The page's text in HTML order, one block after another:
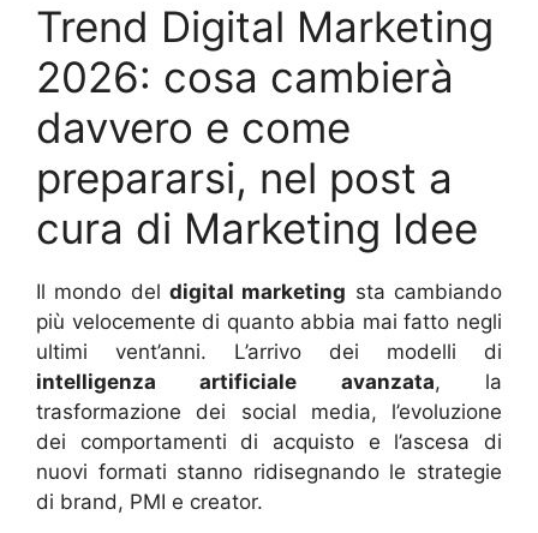
Trend Digital Marketing
2026: cosa cambierà
davvero e come
prepararsi, nel post a
cura di Marketing Idee
Il mondo del digital marketing sta cambiando
più velocemente di quanto abbia mai fatto negli
ultimi vent’anni. L’arrivo dei modelli di
intelligenza artificiale avanzata, la
trasformazione dei social media, l’evoluzione
dei comportamenti di acquisto e l’ascesa di
nuovi formati stanno ridisegnando le strategie
di brand, PMI e creator.